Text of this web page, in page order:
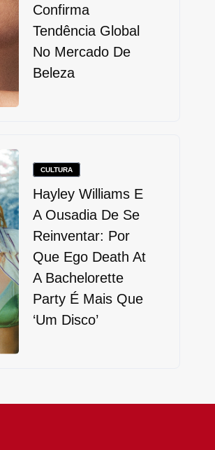
Confirma
Tendência Global
No Mercado De
Beleza
CULTURA
Hayley Williams E
A Ousadia De Se
Reinventar: Por
Que Ego Death At
A Bachelorette
Party É Mais Que
‘um Disco’